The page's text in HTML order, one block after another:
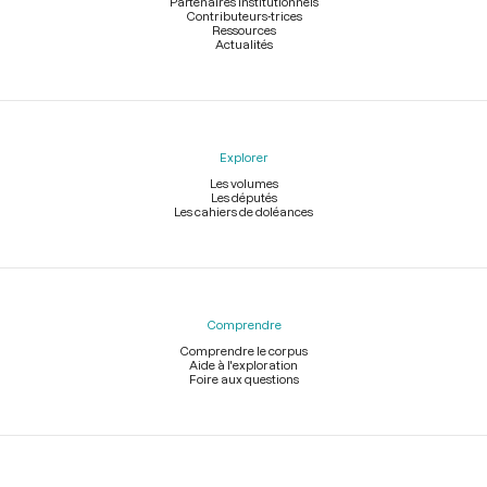
Contributeurs-trices
Ressources
Actualités
Explorer
Les volumes
Les députés
Les cahiers de doléances
Comprendre
Comprendre le corpus
Aide à l'exploration
Foire aux questions